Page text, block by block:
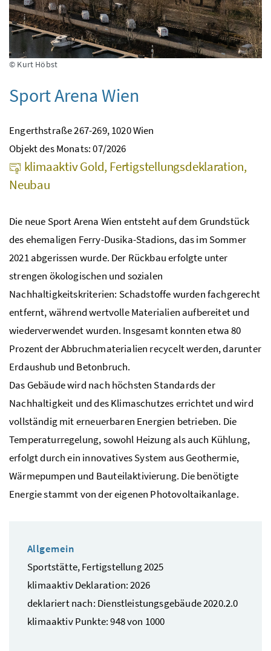
© Kurt Höbst
Sport Arena Wien
Engerthstraße 267-269, 1020 Wien
Objekt des Monats: 07/2026
klimaaktiv Gold, Fertigstellungsdeklaration,
Neubau
Die neue Sport Arena Wien entsteht auf dem Grundstück
des ehemaligen Ferry-Dusika-Stadions, das im Sommer
2021 abgerissen wurde. Der Rückbau erfolgte unter
strengen ökologischen und sozialen
Nachhaltigkeitskriterien: Schadstoffe wurden fachgerecht
entfernt, während wertvolle Materialien aufbereitet und
wiederverwendet wurden. Insgesamt konnten etwa 80
Prozent der Abbruchmaterialien recycelt werden, darunter
Erdaushub und Betonbruch.
Das Gebäude wird nach höchsten Standards der
Nachhaltigkeit und des Klimaschutzes errichtet und wird
vollständig mit erneuerbaren Energien betrieben. Die
Temperaturregelung, sowohl Heizung als auch Kühlung,
erfolgt durch ein innovatives System aus Geothermie,
Wärmepumpen und Bauteilaktivierung. Die benötigte
Energie stammt von der eigenen Photovoltaikanlage.
Allgemein
Sportstätte, Fertigstellung 2025
klimaaktiv Deklaration: 2026
deklariert nach: Dienstleistungsgebäude 2020.2.0
klimaaktiv Punkte: 948 von 1000